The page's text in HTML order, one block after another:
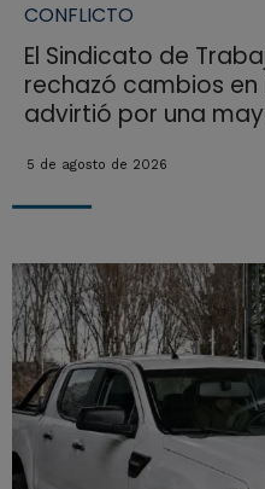
CONFLICTO
El Sindicato de
rechazó cambios
advirtió por una
5 de agosto de 2026